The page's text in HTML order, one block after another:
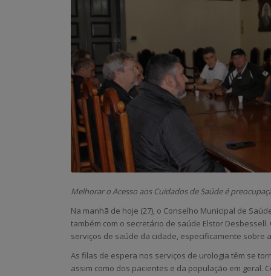
Melhorar o Acesso aos Cuidados de Saúde é
Na manhã de hoje (27), o Conselho Municipal de
também com o secretário de saúde Elstor
serviços de saúde da cidade, especificamente sobre
As filas de espera nos serviços de urologia têm se
assim como dos pacientes e da população em